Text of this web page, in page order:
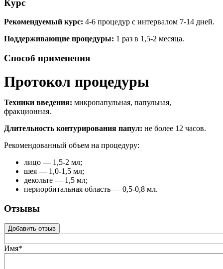
Курс
Рекомендуемый курс: 4-6 процедур с интервалом 7-14 дней.
Поддерживающие процедуры: 1 раз в 1,5-2 месяца.
Способ применения
Протокол процедуры
Техники введения: микропапульная, папульная,
фракционная.
Длительность контурирования папул: не более 12 часов.
Рекомендованный объем на процедуру:
лицо — 1,5-2 мл;
шея — 1,0-1,5 мл;
декольте — 1,5 мл;
периорбитальная область — 0,5-0,8 мл.
Отзывы
Добавить отзыв
Имя*